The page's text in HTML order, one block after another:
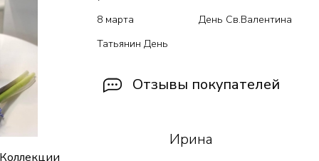
8 марта
День Св.Валентина
Татьянин День
Отзывы покупателей
Ирина